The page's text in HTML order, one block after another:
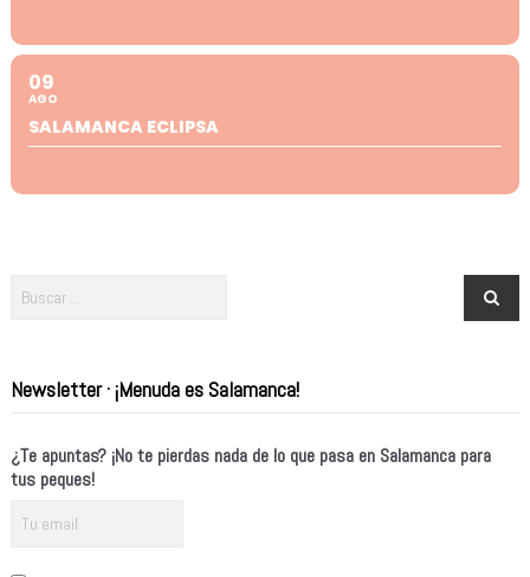
09
AGO
SALAMANCA ECLIPSA
Newsletter · ¡Menuda es Salamanca!
¿Te apuntas? ¡No te pierdas nada de lo que pasa en Salamanca para
tus peques!